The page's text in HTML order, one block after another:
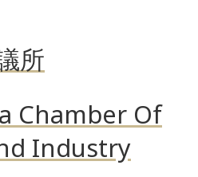
所
Chamber Of
Industry